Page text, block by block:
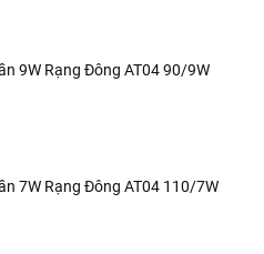
9W Rạng Đông AT04 90/9W
7W Rạng Đông AT04 110/7W